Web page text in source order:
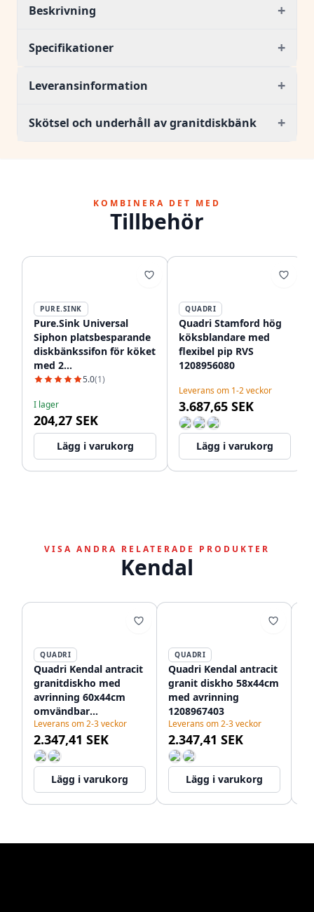
Beskrivning +
Specifikationer +
Leveransinformation +
Skötsel och underhåll av granitdiskbänk +
KOMBINERA DET MED
Tillbehör
PURE.SINK
Pure.Sink Universal
Siphon platsbesparande
diskbänkssifon för köket
med 2
diskmaskinsanslutningar
5.0(1)
I lager
204,27 SEK
Lägg i varukorg
QUADRI
Quadri Stamford hög
köksblandare med
flexibel pip RVS
1208956080
Leverans om 1-2 veckor
3.687,65 SEK
Lägg i varukorg
VISA ANDRA RELATERADE PRODUKTER
Kendal
QUADRI
Quadri Kendal antracit
granitdiskho med
avrinning 60x44cm
omvändbar
1208967400
Leverans om 2-3 veckor
2.347,41 SEK
Lägg i varukorg
QUADRI
Quadri Kendal antracit
granit diskho 58x44cm
med avrinning
1208967403
Leverans om 2-3 veckor
2.347,41 SEK
Lägg i varukorg